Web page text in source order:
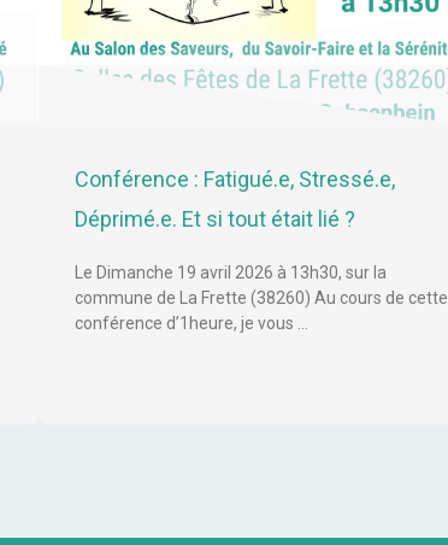
Conférence : Fatigué.e, Stressé.e,
Déprimé.e. Et si tout était lié ?
Le Dimanche 19 avril 2026 à 13h30, sur la
commune de La Frette (38260) Au cours de cette
conférence d’1heure, je vous …